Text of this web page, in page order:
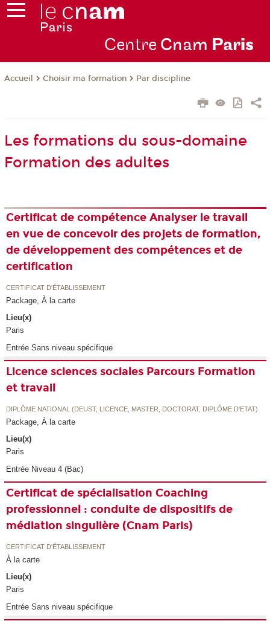
Centre Cnam Paris
Accueil Choisir ma formation Par discipline
Les formations du sous-domaine
Formation des adultes
Certificat de compétence Analyser le travail
en vue de concevoir des projets de formation,
de développement des compétences et de
certification
CERTIFICAT D'ÉTABLISSEMENT
Package, À la carte
Lieu(x)
Paris
Entrée Sans niveau spécifique
Licence sciences sociales Parcours Formation
et travail
DIPLÔME NATIONAL (DEUST, LICENCE, MASTER, DOCTORAT, DIPLÔME D'ETAT)
Package, À la carte
Lieu(x)
Paris
Entrée Niveau 4 (Bac)
Certificat de spécialisation Coaching
professionnel : conduite de dispositifs de
médiation singulière (Cnam Paris)
CERTIFICAT D'ÉTABLISSEMENT
À la carte
Lieu(x)
Paris
Entrée Sans niveau spécifique